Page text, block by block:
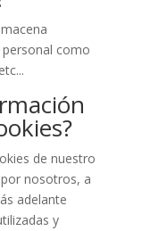
como
de nuestro
nosotros, a
adelante
y